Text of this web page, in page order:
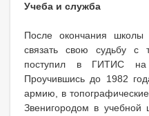
Учеба и служба
После окончания школы
связать свою судьбу
поступил в ГИТИС на
Проучившись до 1982
армию, в
Звенигородом в учебной